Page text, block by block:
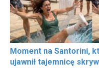
Moment na Santorini,
ujawnił tajemnicę